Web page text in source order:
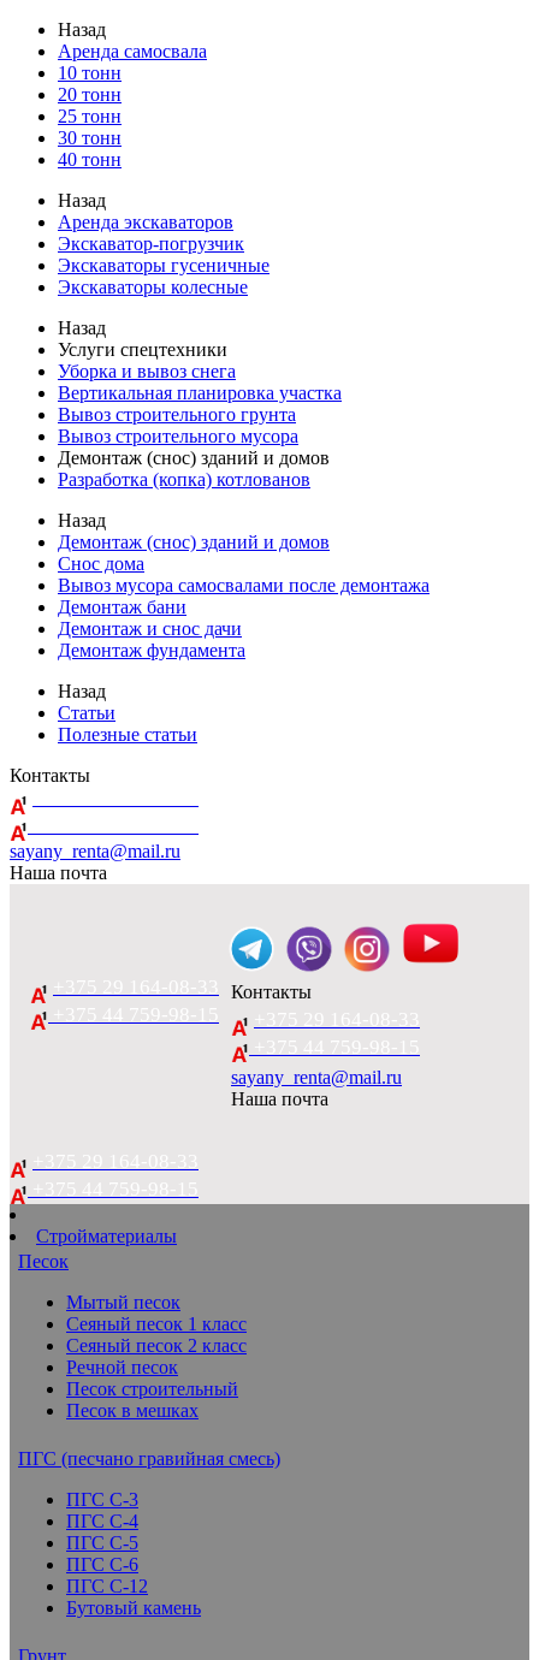
Назад
Аренда самосвала
10 тонн
20 тонн
25 тонн
30 тонн
40 тонн
Назад
Аренда экскаваторов
Экскаватор-погрузчик
Экскаваторы гусеничные
Экскаваторы колесные
Назад
Услуги спецтехники
Уборка и вывоз снега
Вертикальная планировка участка
Вывоз строительного грунта
Вывоз строительного мусора
Демонтаж (снос) зданий и домов
Разработка (копка) котлованов
Назад
Демонтаж (снос) зданий и домов
Снос дома
Вывоз мусора самосвалами после демонтажа
Демонтаж бани
Демонтаж и снос дачи
Демонтаж фундамента
Назад
Статьи
Полезные статьи
Контакты
sayany_renta@mail.ru
Наша почта
+375 29 164-08-33
+375 44 759-98-15
Контакты
+375 29 164-08-33
+375 44 759-98-15
sayany_renta@mail.ru
Наша почта
+375 29 164-08-33
+375 44 759-98-15
Стройматериалы
Песок
Мытый песок
Сеяный песок 1 класс
Сеяный песок 2 класс
Речной песок
Песок строительный
Песок в мешках
ПГС (песчано гравийная смесь)
ПГС С-3
ПГС С-4
ПГС С-5
ПГС С-6
ПГС С-12
Бутовый камень
Грунт